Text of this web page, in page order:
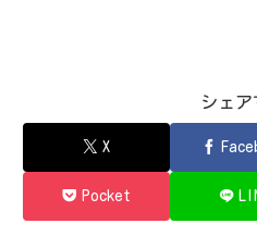
シェア
X
Pocket